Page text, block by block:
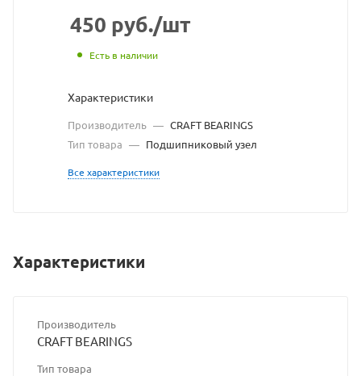
https://
по
ссылке
разрешения
владельца
сайта
450 руб./шт
Есть в наличии
Характеристики
Производитель — CRAFT BEARINGS
Тип товара — Подшипниковый узел
Все характеристики
Характеристики
Производитель
CRAFT BEARINGS
Тип товара